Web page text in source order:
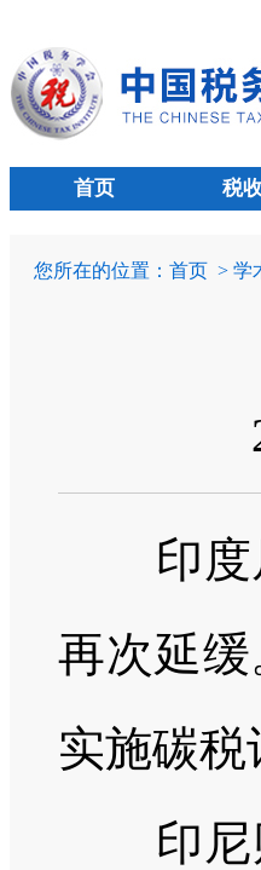
首页 税
您所在的位置： 首页 > 学
印度尼
再次延
实施碳
印尼财